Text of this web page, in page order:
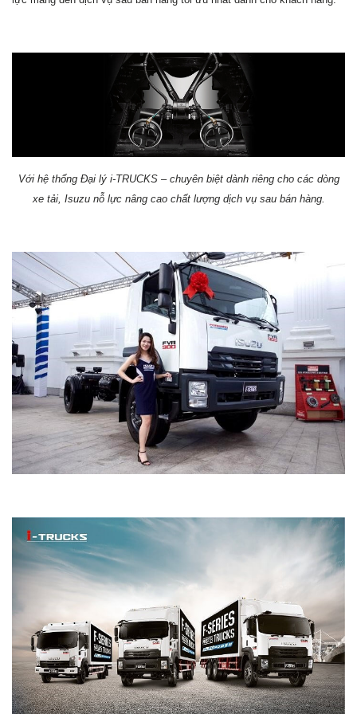
Với hệ thống Đại lý i-TRUCKS – chuyên biệt dành riêng cho các dòng
xe tải, Isuzu nỗ lực nâng cao chất lượng dịch vụ sau bán hàng.